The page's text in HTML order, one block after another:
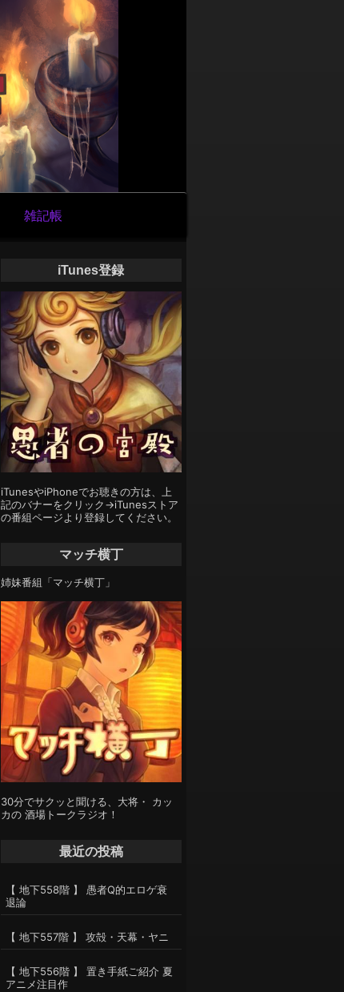
雑記帳
iTunes登録
iTunesやiPhoneでお聴きの方は、上
記のバナーをクリック→iTunesストア
の番組ページより登録してください。
マッチ横丁
姉妹番組「マッチ横丁」
30分でサクッと聞ける、大将・ カッ
カの 酒場トークラジオ！
最近の投稿
【 地下558階 】 愚者Q的エロゲ衰
退論
【 地下557階 】 攻殻・天幕・ヤニ
【 地下556階 】 置き手紙ご紹介 夏
アニメ注目作